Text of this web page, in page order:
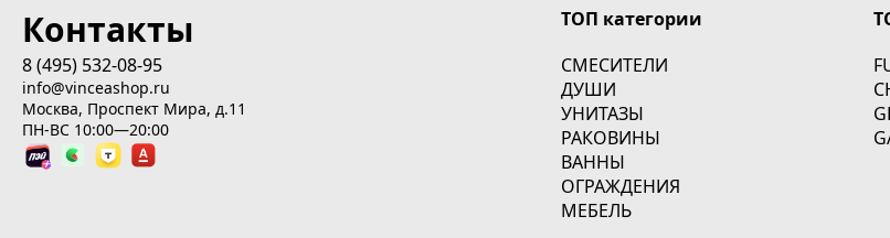
Контакты
8 (495) 532-08-95
info@vinceashop.ru
Москва, Проспект Мира, д.11
ПН-ВС 10:00—20:00
ТОП категории
СМЕСИТЕЛИ
ДУШИ
УНИТАЗЫ
РАКОВИНЫ
ВАННЫ
ОГРАЖДЕНИЯ
МЕБЕЛЬ